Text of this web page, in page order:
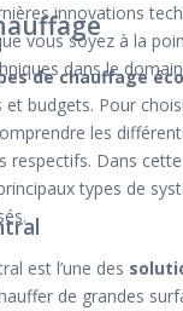
innovations
vous soyez à la
dans le
de chauffage
budgets. Pour
les
respectifs. Dans
types de
est l’une des
de grandes